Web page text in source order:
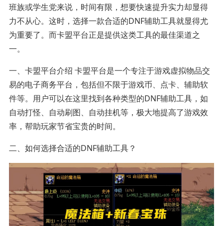
班族或学生党来说，时间有限，想要快速提升实力却显得
力不从心。这时，选择一款合适的DNF辅助工具就显得尤
为重要了。而卡盟平台正是提供这类工具的最佳渠道之
一。
一、卡盟平台介绍 卡盟平台是一个专注于游戏虚拟物品交
易的电子商务平台，包括但不限于游戏币、点卡、辅助软
件等。用户可以在这里找到各种类型的DNF辅助工具，如
自动打怪、自动刷图、自动挂机等，极大地提高了游戏效
率，帮助玩家节省宝贵的时间。
二、如何选择合适的DNF辅助工具？